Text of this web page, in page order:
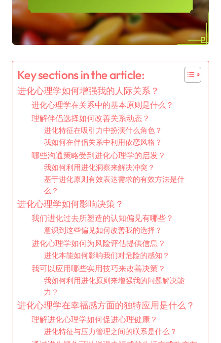
Key sections in the article:
进化心理学如何增强我的人际关系？
进化心理学在关系中的基本原则是什么？
理解伴侣选择如何改善关系动态？
进化特征在吸引力中扮演什么角色？
我如何在伴侣关系中利用依恋风格？
哪些沟通策略受到进化心理学的启发？
我如何利用进化洞察来解决冲突？
基于进化原则有效表达需求的有效方法是什
么？
进化心理学如何影响决策？
我们进化过去所塑造的认知偏见有哪些？
意识到这些偏见如何改善我的选择？
进化心理学如何为风险评估提供信息？
进化本能如何影响我们对危险的感知？
我可以应用哪些实用技巧来改善决策？
我如何利用进化原则来增强我的问题解决能
力？
进化心理学在幸福感方面的独特应用是什么？
理解进化心理学如何促进心理健康？
进化特征与压力管理之间的联系是什么？